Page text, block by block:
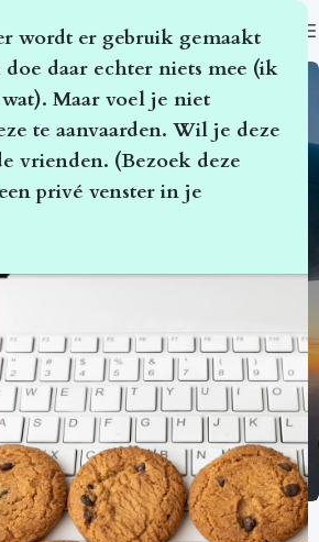
wordt er gebruik gemaakt
daar echter niets mee (ik
Maar voel je niet
te aanvaarden. Wil je deze
vrienden. (Bezoek deze
privé venster in je
op ...